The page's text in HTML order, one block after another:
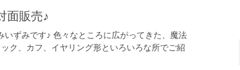
面販売♪
いずみです♪ 色々なところに広がってきた、魔法
ク、カフ、イヤリング形といろいろな所でご紹